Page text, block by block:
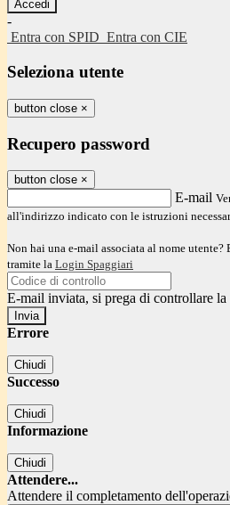
-
Entra con SPID Entra con CIE
Seleziona utente
button close ×
Recupero password
button close ×
E-mail
all'indirizzo indicato con le istruzioni
Non hai una e-mail associata al nome utente?
tramite la Login Spaggiari
E-mail inviata, si prega di controllare la
Errore
Chiudi
Successo
Chiudi
Informazione
Chiudi
Attendere...
Attendere il completamento